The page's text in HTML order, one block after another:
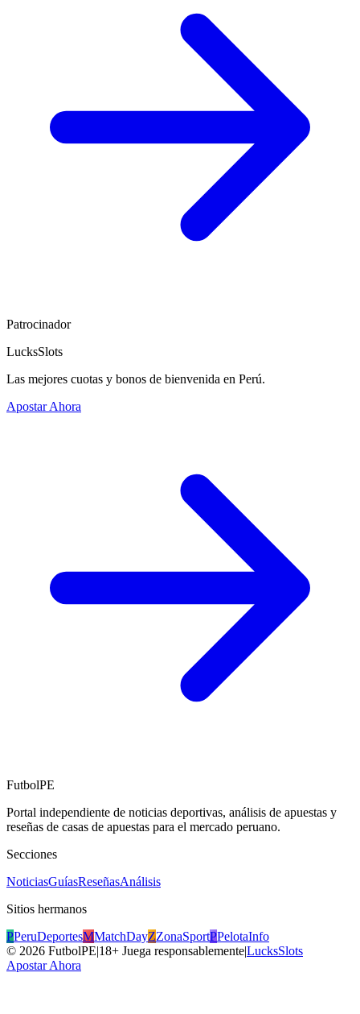
Patrocinador
LucksSlots
Las mejores cuotas y bonos de bienvenida en Perú.
Apostar Ahora
FutbolPE
Portal independiente de noticias deportivas, análisis de apuestas y
reseñas de casas de apuestas para el mercado peruano.
Secciones
NoticiasGuíasReseñasAnálisis
Sitios hermanos
PPeruDeportesMMatchDayZZonaSportPPelotaInfo
© 2026 FutbolPE|18+ Juega responsablemente|LucksSlots
Apostar Ahora